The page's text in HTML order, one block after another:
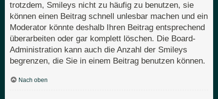
trotzdem, Smileys nicht zu häufig zu benutzen, sie
können einen Beitrag schnell unlesbar machen und ein
Moderator könnte deshalb Ihren Beitrag entsprechend
überarbeiten oder gar komplett löschen. Die Board-
Administration kann auch die Anzahl der Smileys
begrenzen, die Sie in einem Beitrag benutzen können.
Nach oben